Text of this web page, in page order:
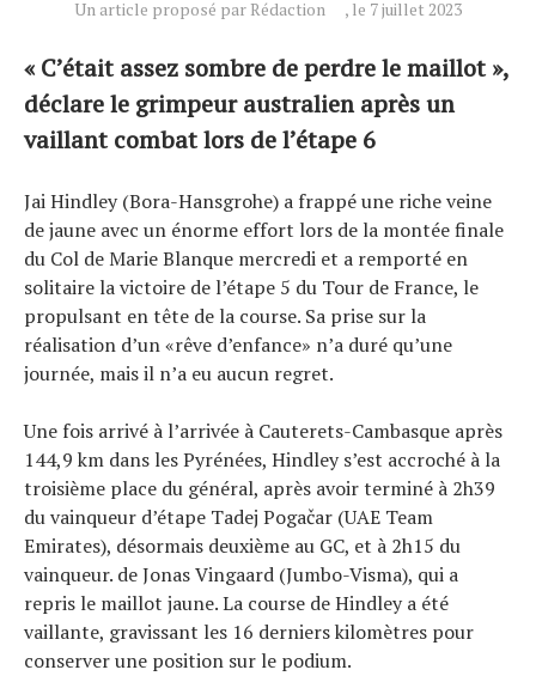
Un article proposé par Rédaction , le 7 juillet 2023
« C’était assez sombre de perdre le maillot »,
déclare le grimpeur australien après un
vaillant combat lors de l’étape 6
Jai Hindley (Bora-Hansgrohe) a frappé une riche veine
de jaune avec un énorme effort lors de la montée finale
du Col de Marie Blanque mercredi et a remporté en
solitaire la victoire de l’étape 5 du Tour de France, le
propulsant en tête de la course. Sa prise sur la
réalisation d’un «rêve d’enfance» n’a duré qu’une
journée, mais il n’a eu aucun regret.
Une fois arrivé à l’arrivée à Cauterets-Cambasque après
144,9 km dans les Pyrénées, Hindley s’est accroché à la
troisième place du général, après avoir terminé à 2h39
du vainqueur d’étape Tadej Pogačar (UAE Team
Emirates), désormais deuxième au GC, et à 2h15 du
vainqueur. de Jonas Vingaard (Jumbo-Visma), qui a
repris le maillot jaune. La course de Hindley a été
vaillante, gravissant les 16 derniers kilomètres pour
conserver une position sur le podium.
Actualités
Technologies
Conseils
Tendances
Tous nos articles